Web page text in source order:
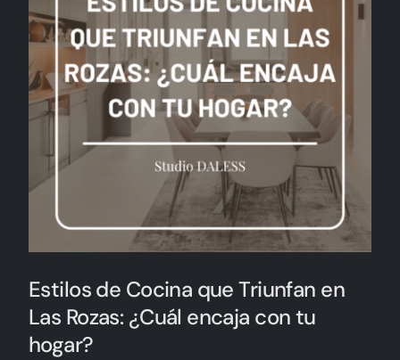
Estilos de Cocina que Triunfan en
Las Rozas: ¿Cuál encaja con tu
hogar?